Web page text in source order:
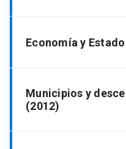
Resultados 2016
Economía y
Resultados 2006
Municipios y
(2012)